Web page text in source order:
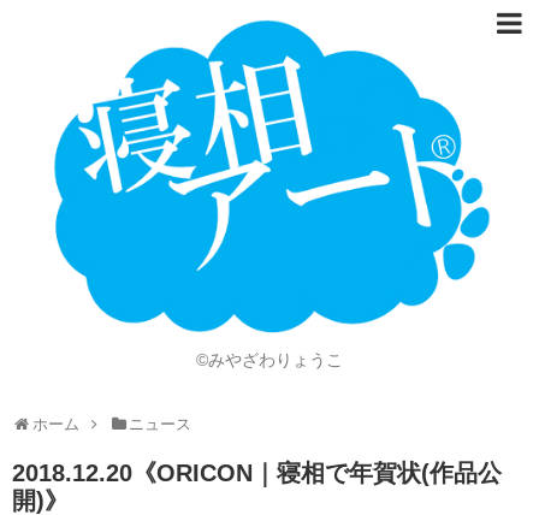
©みやざわりょうこ
ホーム ニュース
2018.12.20《ORICON｜寝相で年賀状(作品公
開)》
Language
開催情報
動画
ニュース
知的財産権